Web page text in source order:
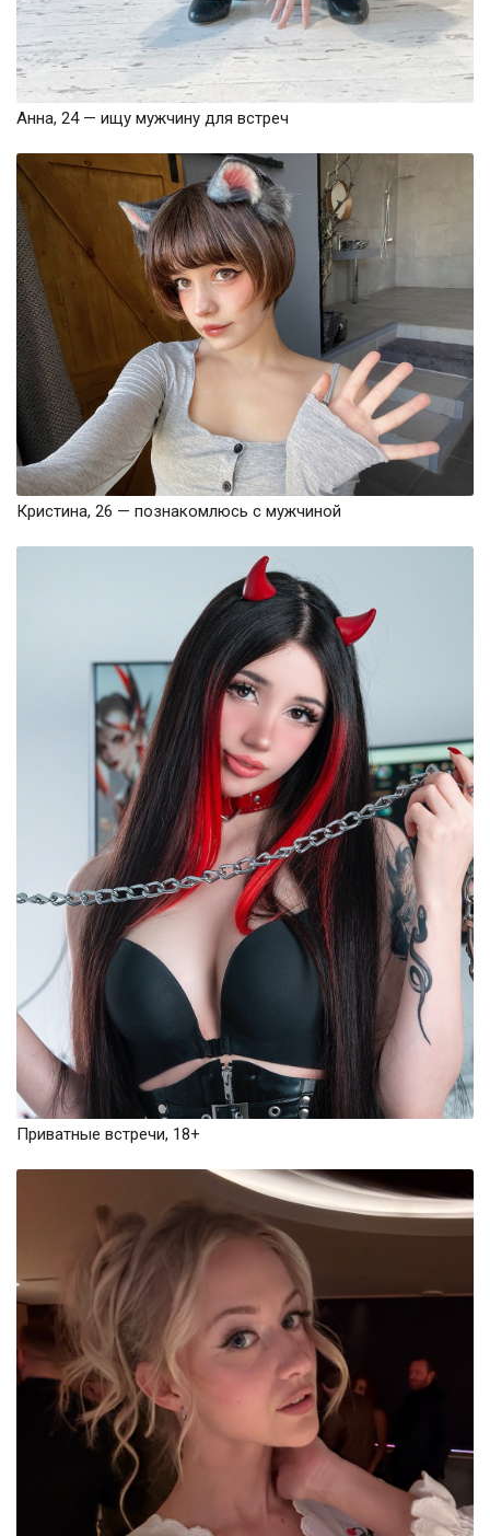
Анна, 24 — ищу мужчину для встреч
Кристина, 26 — познакомлюсь с мужчиной
Приватные встречи, 18+